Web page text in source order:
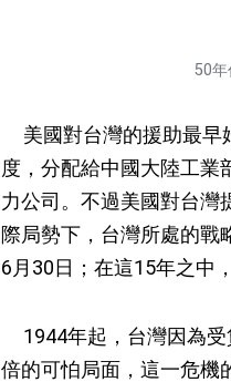
50年
美國對台灣的援助最早
度，分配給中國大陸工業
力公司。不過美國對台灣
際局勢下，台灣所處的戰
6月30日；在這15年之中
1944年起，台灣因為受
倍的可怕局面，這一危機